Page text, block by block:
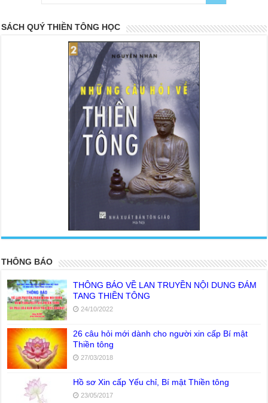
SÁCH QUÝ THIỀN TÔNG HỌC
THÔNG BÁO
THÔNG BÁO VỀ LAN TRUYỀN NỘI DUNG ĐÁM
TANG THIỀN TÔNG
24/10/2022
26 câu hỏi mới dành cho người xin cấp Bí mật
Thiền tông
27/03/2018
Hồ sơ Xin cấp Yếu chỉ, Bí mật Thiền tông
23/05/2017